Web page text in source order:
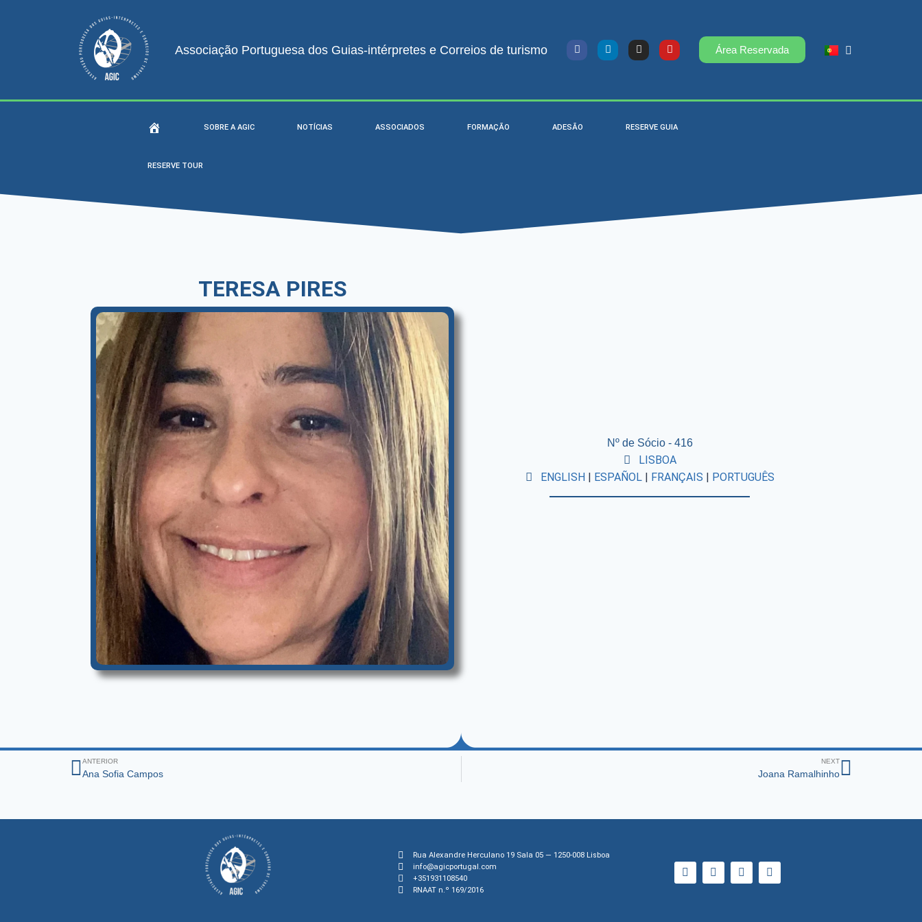
Associação Portuguesa dos Guias-intérpretes e Correios de turismo Área Reservada
SOBRE A AGIC NOTÍCIAS ASSOCIADOS FORMAÇÃO ADESÃO RESERVE GUIA
RESERVE TOUR
TERESA PIRES
Nº de Sócio - 416
LISBOA
ENGLISH| ESPAÑOL| FRANÇAIS | PORTUGUÊS
ANTERIOR
Ana Sofia Campos
NEXT
Joana Ramalhinho
Rua Alexandre Herculano 19 Sala 05 — 1250-008 Lisboa
info@agicportugal.com
+351931108540
RNAAT n.º 169/2016